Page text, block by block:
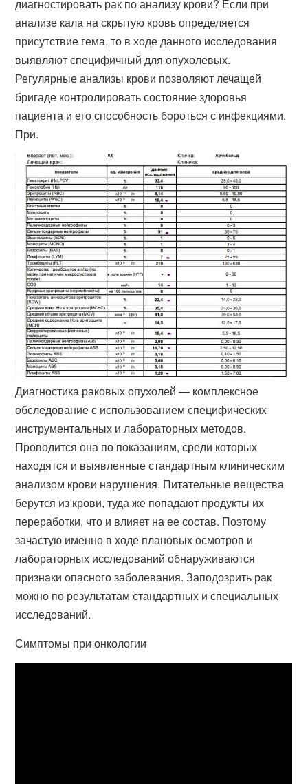
диагностировать рак по анализу крови? Если при
анализе кала на скрытую кровь определяется
присутствие гема, то в ходе данного исследования
выявляют специфичный для опухолевых.
Регулярные анализы крови позволяют лечащей
бригаде контролировать состояние здоровья
пациента и его способность бороться с инфекциями.
При.
Диагностика раковых опухолей — комплексное
обследование с использованием специфических
инструментальных и лабораторных методов.
Проводится она по показаниям, среди которых
находятся и выявленные стандартным клиническим
анализом крови нарушения. Питательные вещества
берутся из крови, туда же попадают продукты их
переработки, что и влияет на ее состав. Поэтому
зачастую именно в ходе плановых осмотров и
лабораторных исследований обнаруживаются
признаки опасного заболевания. Заподозрить рак
можно по результатам стандартных и специальных
исследований.
Симптомы при онкологии